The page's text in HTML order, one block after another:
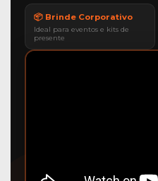
📦 Brinde Corporativo
Ideal para eventos e kits de
presente